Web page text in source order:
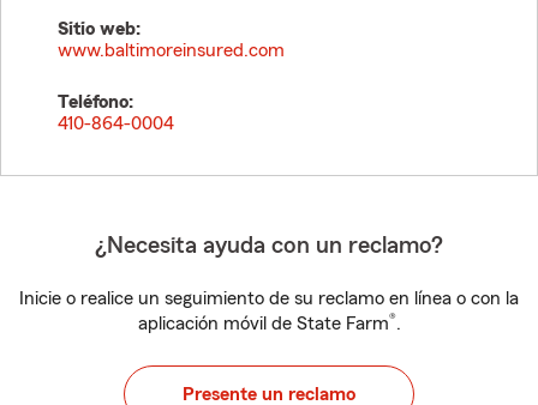
Sitio web:
www.baltimoreinsured.com
Teléfono:
410-864-0004
¿Necesita ayuda con un reclamo?
Inicie o realice un seguimiento de su reclamo en línea o con la
aplicación móvil de State Farm®.
Presente un reclamo